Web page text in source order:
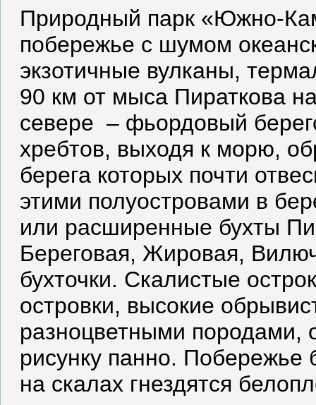
Природный парк «Южно-
побережье с шумом
экзотичные вулканы,
90 км от мыса Пираткова
севере – фьордовый
хребтов, выходя к морю,
берега которых почти
этими полуостровами в
или расширенные бухты
Береговая, Жировая,
бухточки. Скалистые
островки, высокие
разноцветными породами,
рисунку панно. Побережье
на скалах гнездятся